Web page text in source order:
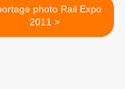
photo Rail Expo
2011 >